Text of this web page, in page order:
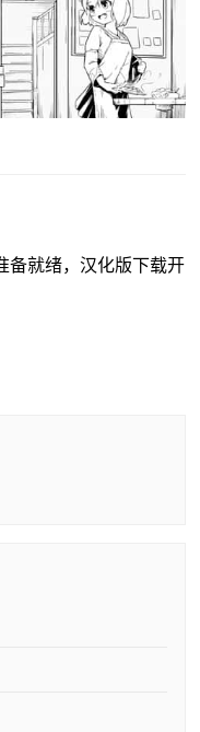
备就绪，汉化版下载开